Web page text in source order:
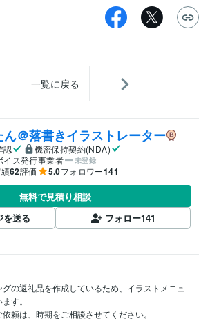
一覧に戻る
ん＠落書きイラストレーター
認
機密保持契約(NDA)
イス発行事業者
未登録
62評価 5.0フォロワー141
無料で見積り相談
を送る
フォロー141
の返礼品を作成しているため、イラストメニュ
す。
頼は、時期をご相談させてください。